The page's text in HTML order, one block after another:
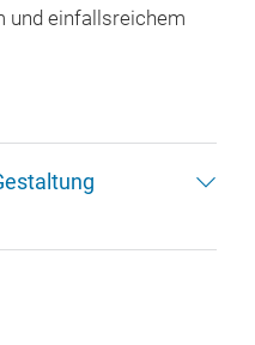
und einfallsreichem